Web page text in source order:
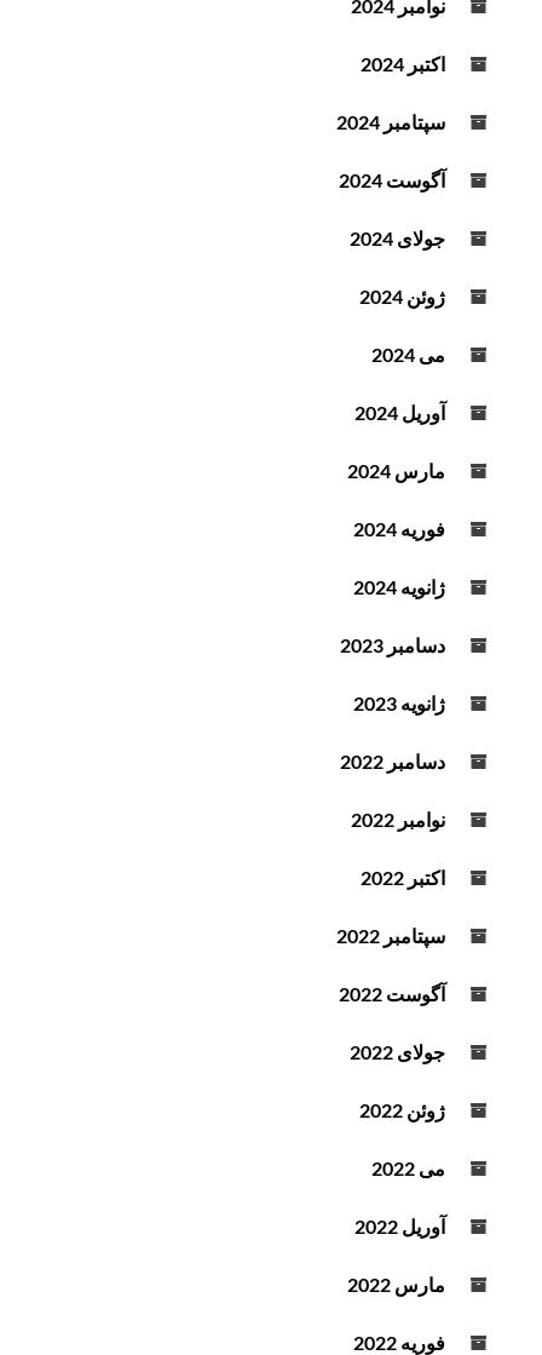
نوامبر 2024
اکتبر 2024
سپتامبر 2024
آگوست 2024
جولای 2024
ژوئن 2024
می 2024
آوریل 2024
مارس 2024
فوریه 2024
ژانویه 2024
دسامبر 2023
ژانویه 2023
دسامبر 2022
نوامبر 2022
اکتبر 2022
سپتامبر 2022
آگوست 2022
جولای 2022
ژوئن 2022
می 2022
آوریل 2022
مارس 2022
فوریه 2022